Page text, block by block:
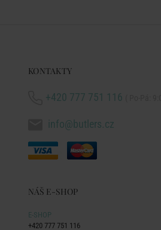
KONTAKTY
+420 777 751 116
info@butlers.cz
NÁŠ E-SHOP
E-SHOP
+420 777 751 116